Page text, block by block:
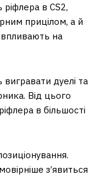
в CS2,
прицілом, а й
впливають на
дуелі та
Від цього
в більшості
з’явиться